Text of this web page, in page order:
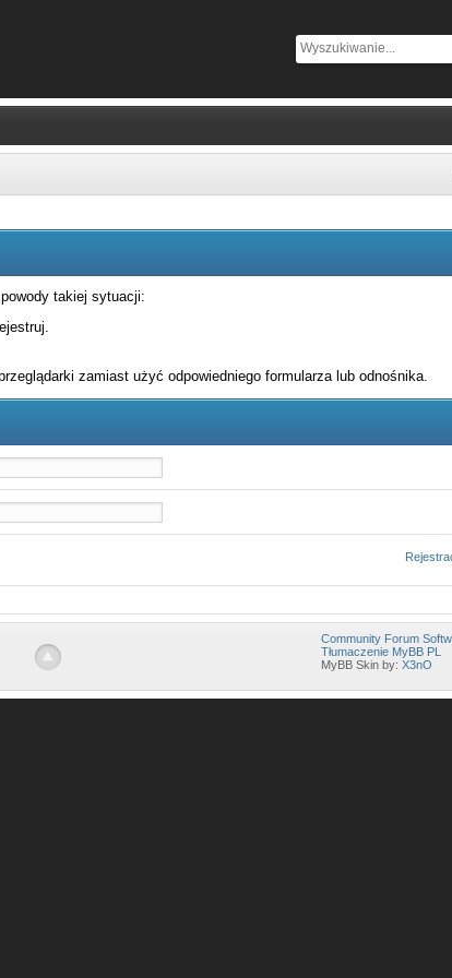
takiej sytuacji:
zamiast użyć odpowiedniego formularza lub odnośnika.
Community Forum
Tłumaczenie MyBB PL
MyBB Skin by:X3nO